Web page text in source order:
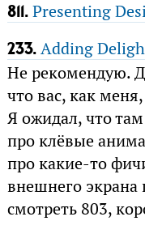
811.Presenting
233.Adding
Не рекомендую.
что вас, как
Я ожидал, что
про клёвые
про какие-то
внешнего
смотреть 803,